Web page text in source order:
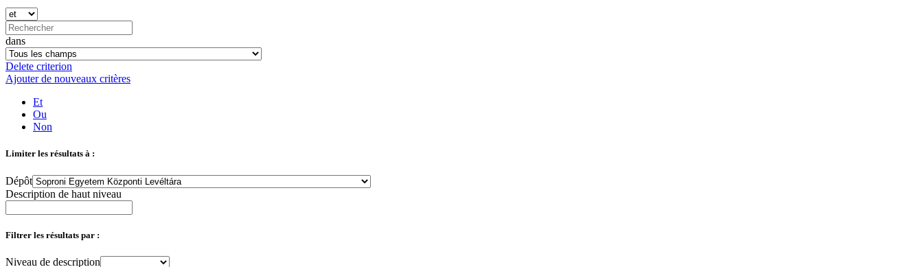
dans
Delete criterion
Ajouter de nouveaux critères
Et
Ou
Non
Limiter les résultats à :
Dépôt
Description de haut niveau
Filtrer les résultats par :
Niveau de description